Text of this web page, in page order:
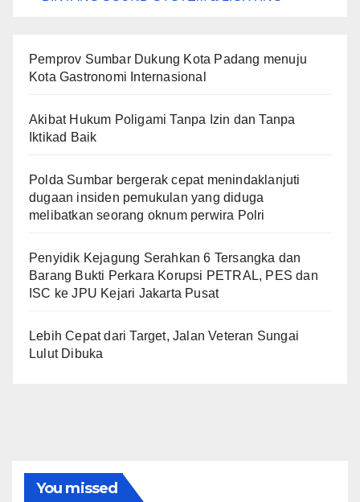
Pemprov Sumbar Dukung Kota Padang menuju
Kota Gastronomi Internasional
Akibat Hukum Poligami Tanpa Izin dan Tanpa
Iktikad Baik
Polda Sumbar bergerak cepat menindaklanjuti
dugaan insiden pemukulan yang diduga
melibatkan seorang oknum perwira Polri
Penyidik Kejagung Serahkan 6 Tersangka dan
Barang Bukti Perkara Korupsi PETRAL, PES dan
ISC ke JPU Kejari Jakarta Pusat
Lebih Cepat dari Target, Jalan Veteran Sungai
Lulut Dibuka
You missed